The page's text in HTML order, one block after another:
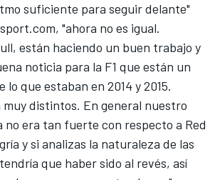
suficiente para seguir delante"
, "ahora no es igual.
están haciendo un buen trabajo y
noticia para la F1 que están un
lo que estaban en 2014 y 2015.
distintos. En general nuestro
no era tan fuerte con respecto a Red
y si analizas la naturaleza de las
que haber sido al revés, así